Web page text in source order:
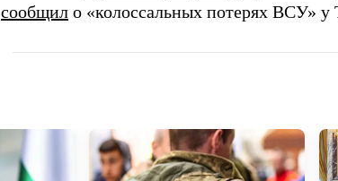
сообщил о «колоссальных потерях ВСУ» у